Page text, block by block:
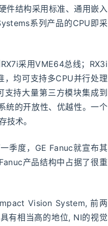
件结构采用标准、通用嵌入
系列产品的CPU即采
采用VME64总线；RX3i
，均可支持多CPU并行处理
持大量第三方模块集成到
统的开放性、优越性。一个
技术。
季度，GE Fanuc就宣布其
产品结构中占据了很重
Vision System, 前两
有相当高的地位, NI的视觉